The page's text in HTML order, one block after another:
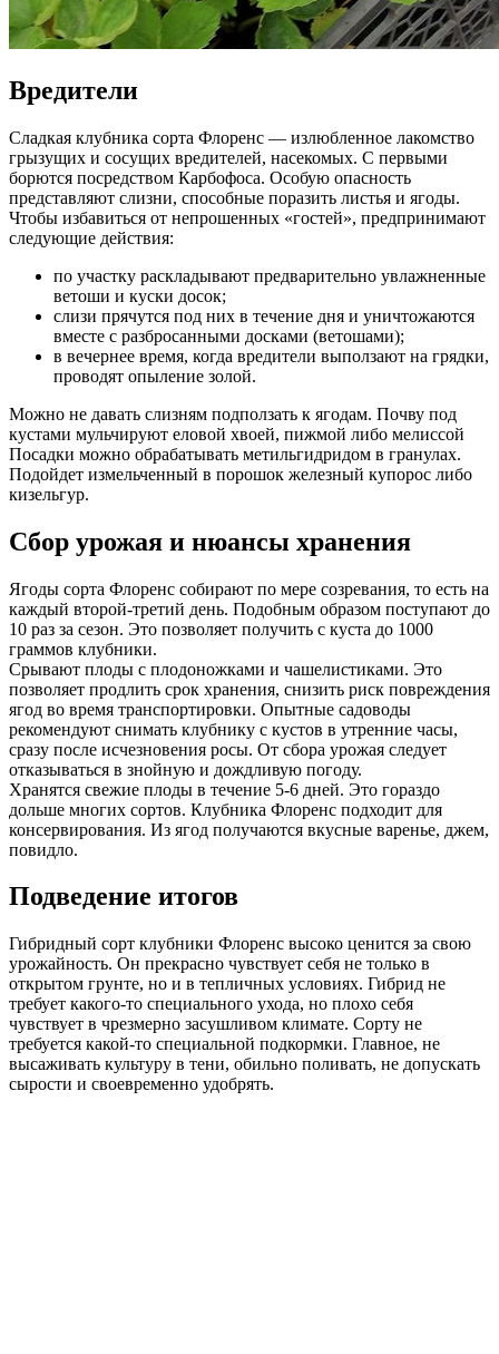
Вредители
Сладкая клубника сорта Флоренс — излюбленное лакомство
грызущих и сосущих вредителей, насекомых. С первыми
борются посредством Карбофоса. Особую опасность
представляют слизни, способные поразить листья и ягоды.
Чтобы избавиться от непрошенных «гостей», предпринимают
следующие действия:
по участку раскладывают предварительно увлажненные
ветоши и куски досок;
слизи прячутся под них в течение дня и уничтожаются
вместе с разбросанными досками (ветошами);
в вечернее время, когда вредители выползают на грядки,
проводят опыление золой.
Можно не давать слизням подползать к ягодам. Почву под
кустами мульчируют еловой хвоей, пижмой либо мелиссой
Посадки можно обрабатывать метильгидридом в гранулах.
Подойдет измельченный в порошок железный купорос либо
кизельгур.
Сбор урожая и нюансы хранения
Ягоды сорта Флоренс собирают по мере созревания, то есть на
каждый второй-третий день. Подобным образом поступают до
10 раз за сезон. Это позволяет получить с куста до 1000
граммов клубники.
Срывают плоды с плодоножками и чашелистиками. Это
позволяет продлить срок хранения, снизить риск повреждения
ягод во время транспортировки. Опытные садоводы
рекомендуют снимать клубнику с кустов в утренние часы,
сразу после исчезновения росы. От сбора урожая следует
отказываться в знойную и дождливую погоду.
Хранятся свежие плоды в течение 5-6 дней. Это гораздо
дольше многих сортов. Клубника Флоренс подходит для
консервирования. Из ягод получаются вкусные варенье, джем,
повидло.
Подведение итогов
Гибридный сорт клубники Флоренс высоко ценится за свою
урожайность. Он прекрасно чувствует себя не только в
открытом грунте, но и в тепличных условиях. Гибрид не
требует какого-то специального ухода, но плохо себя
чувствует в чрезмерно засушливом климате. Сорту не
требуется какой-то специальной подкормки. Главное, не
высаживать культуру в тени, обильно поливать, не допускать
сырости и своевременно удобрять.